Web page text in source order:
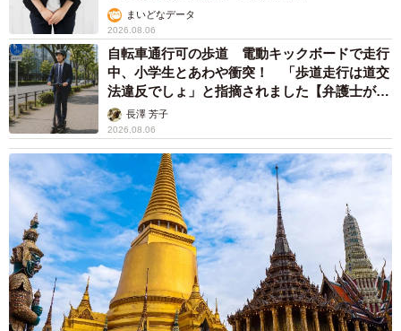
まいどなデータ
2026.08.06
自転車通行可の歩道 電動キックボードで走行
中、小学生とあわや衝突！ 「歩道走行は道交
法違反でしょ」と指摘されました【弁護士が解
説】長澤 芳子
2026.08.06